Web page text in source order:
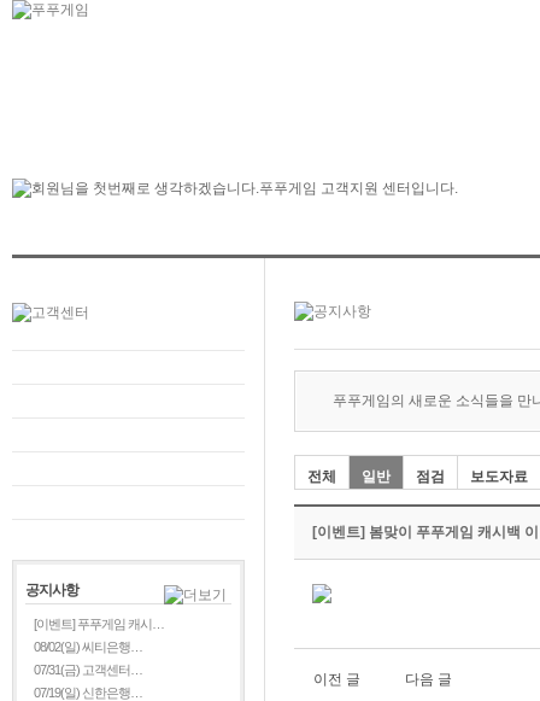
공지사항
[이벤트] 푸푸게임 캐시…
08/02(일) 씨티은행…
07/31(금) 고객센터…
07/19(일) 신한은행…
푸푸게임의 새로운 소식들을 만
전체 일반 점검 보도자료
[이벤트] 봄맞이 푸푸게임 캐시백
이전 글 다음 글